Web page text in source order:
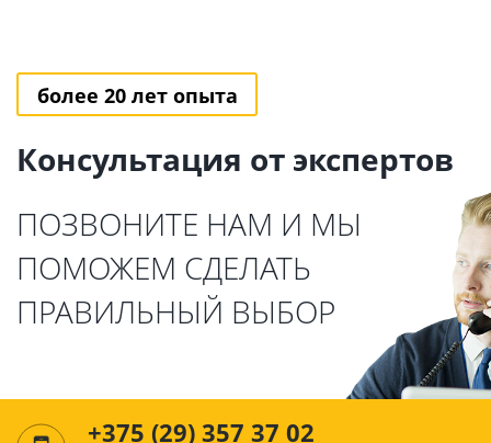
более 20 лет опыта
Консультация от экспертов
ПОЗВОНИТЕ НАМ И МЫ
ПОМОЖЕМ СДЕЛАТЬ
ПРАВИЛЬНЫЙ ВЫБОР
+375 (29) 357 37 02